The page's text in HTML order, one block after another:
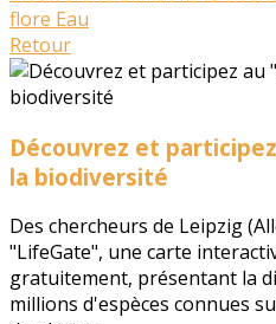
flore Eau
Retour
Découvrez et
la biodiversité
Des chercheurs de Leipzig
"LifeGate", une carte
gratuitement, présentant la
millions d'espèces connues